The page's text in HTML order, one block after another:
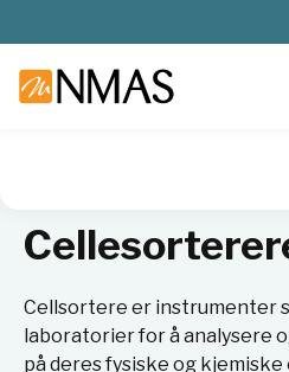
Cellsortere er instrumenter
laboratorier for å analysere
på deres fysiske og kjemiske